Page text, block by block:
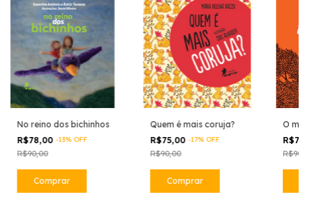
No reino dos bichinhos
R$78,00-13% OFF
R$90,00
Quem é mais coruja?
R$75,00-17% OFF
R$90,00
O